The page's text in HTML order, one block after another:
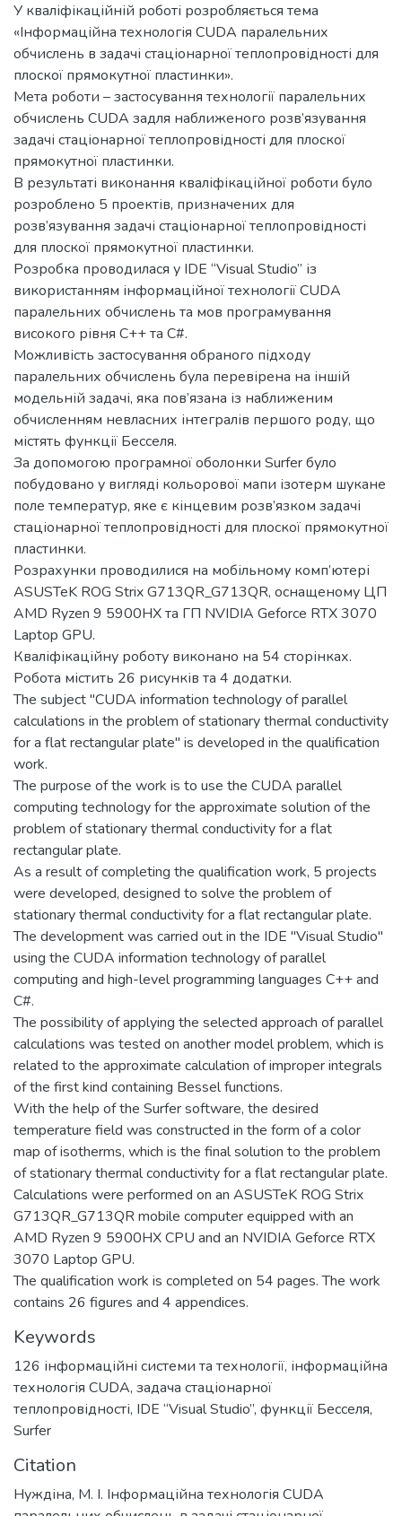
У кваліфікаційній роботі розробляється тема
«Інформаційна технологія CUDA паралельних
обчислень в задачі стаціонарної теплопровідності для
плоскої прямокутної пластинки».
Мета роботи – застосування технології паралельних
обчислень CUDA задля наближеного розв’язування
задачі стаціонарної теплопровідності для плоскої
прямокутної пластинки.
В результаті виконання кваліфікаційної роботи було
розроблено 5 проектів, призначених для
розв’язування задачі стаціонарної теплопровідності
для плоскої прямокутної пластинки.
Розробка проводилася у IDE “Visual Studio” із
використанням інформаційної технології CUDA
паралельних обчислень та мов програмування
високого рівня C++ та C#.
Можливість застосування обраного підходу
паралельних обчислень була перевірена на іншій
модельній задачі, яка пов’язана із наближеним
обчисленням невласних інтегралів першого роду, що
містять функції Бесселя.
За допомогою програмної оболонки Surfer було
побудовано у вигляді кольорової мапи ізотерм шукане
поле температур, яке є кінцевим розв’язком задачі
стаціонарної теплопровідності для плоскої прямокутної
пластинки.
Розрахунки проводилися на мобільному комп’ютері
ASUSTeK ROG Strix G713QR_G713QR, оснащеному ЦП
AMD Ryzen 9 5900HX та ГП NVIDIA Geforce RTX 3070
Laptop GPU.
Кваліфікаційну роботу виконано на 54 сторінках.
Робота містить 26 рисунків та 4 додатки.
The subject "CUDA information technology of parallel
calculations in the problem of stationary thermal conductivity
for a flat rectangular plate" is developed in the qualification
work.
The purpose of the work is to use the CUDA parallel
computing technology for the approximate solution of the
problem of stationary thermal conductivity for a flat
rectangular plate.
As a result of completing the qualification work, 5 projects
were developed, designed to solve the problem of
stationary thermal conductivity for a flat rectangular plate.
The development was carried out in the IDE "Visual Studio"
using the CUDA information technology of parallel
computing and high-level programming languages C++ and
C#.
The possibility of applying the selected approach of parallel
calculations was tested on another model problem, which is
related to the approximate calculation of improper integrals
of the first kind containing Bessel functions.
With the help of the Surfer software, the desired
temperature field was constructed in the form of a color
map of isotherms, which is the final solution to the problem
of stationary thermal conductivity for a flat rectangular plate.
Calculations were performed on an ASUSTeK ROG Strix
G713QR_G713QR mobile computer equipped with an
AMD Ryzen 9 5900HX CPU and an NVIDIA Geforce RTX
3070 Laptop GPU.
The qualification work is completed on 54 pages. The work
contains 26 figures and 4 appendices.
Keywords
126 інформаційні системи та технології, інформаційна
технологія CUDA, задача стаціонарної
теплопровідності, IDE “Visual Studio”, функції Бесселя,
Surfer
Citation
Нуждіна, М. І. Інформаційна технологія CUDA